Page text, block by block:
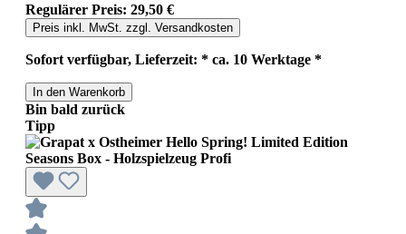
Regulärer Preis: 29,50 €
Preis inkl. MwSt. zzgl. Versandkosten
Sofort verfügbar, Lieferzeit: * ca. 10 Werktage *
In den Warenkorb
Bin bald zurück
Tipp